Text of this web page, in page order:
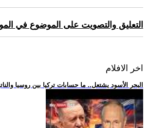
التعليق والتصويت على الموضوع في
اخر الافلام
.. البحر الأسود يشتعل.. ما حسابات تركيا بين روسيا